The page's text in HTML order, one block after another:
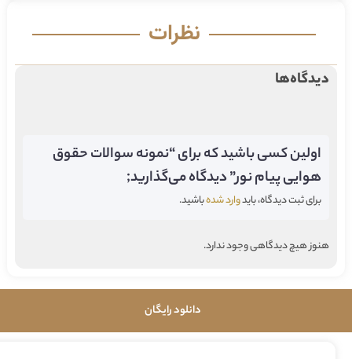
نظرات
دیدگاه‌ها
اولین کسی باشید که برای “نمونه سوالات حقوق
هوایی پیام نور” دیدگاه می‌گذارید;
برای ثبت دیدگاه، بایدوارد شدهباشید.
هنوز هیچ دیدگاهی وجود ندارد.
دانلود رایگان